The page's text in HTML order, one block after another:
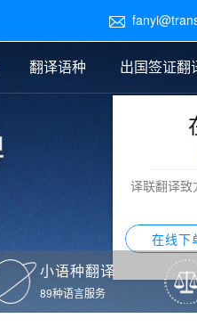

图纸翻译
翻译语种
译
出国签证翻
译联翻译致
在线下
小语种翻译
89种语言服务